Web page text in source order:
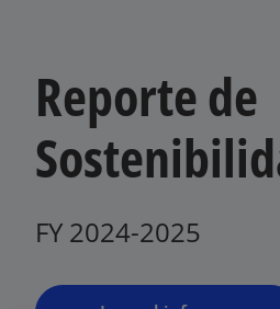
Reporte de
FY 2024-2025